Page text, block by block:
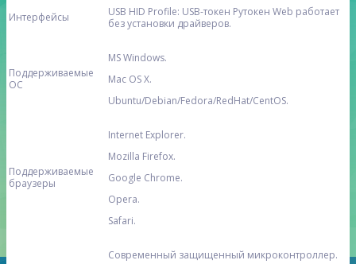
Интерфейсы
USB HID Profile: USB-токен Рутокен Web работает
без установки драйверов.
Поддерживаемые
ОС
MS Windows.
Mac OS X.
Ubuntu/Debian/Fedora/RedHat/CentOS.
Поддерживаемые
браузеры
Internet Explorer.
Mozilla Firefox.
Google Chrome.
Opera.
Safari.
Современный защищенный микроконтроллер.